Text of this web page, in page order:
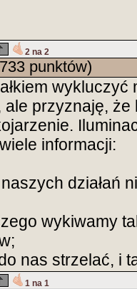
2 na 2
punktów)
ale przyznaję, że
informacji:
działań
wykiwamy
nas strzelać, i
1 na 1